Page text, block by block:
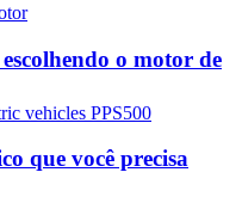
o motor de
que você precisa